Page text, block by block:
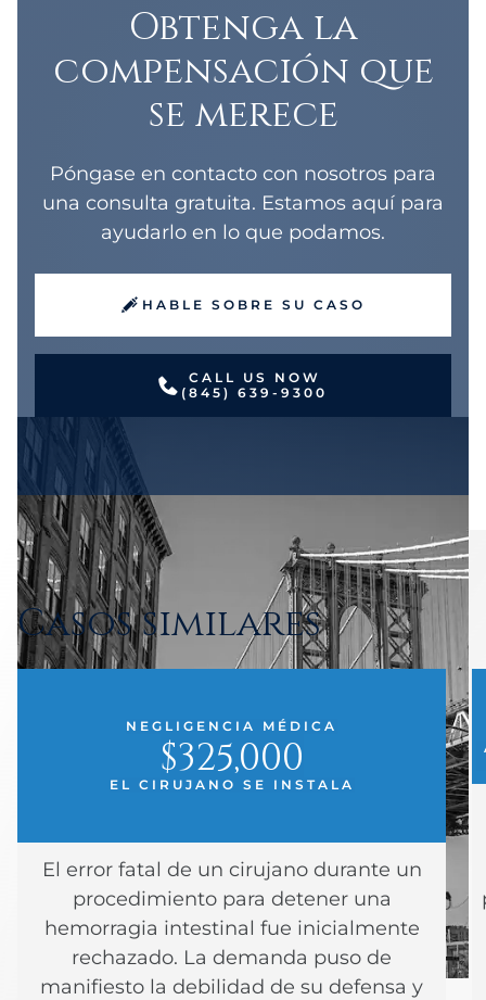
Obtenga la
compensación que
se merece
Póngase en contacto con nosotros para
una consulta gratuita. Estamos aquí para
ayudarlo en lo que podamos.
HABLE SOBRE SU CASO
CALL US NOW
(845) 639-9300
Casos similares
NEGLIGENCIA MÉDICA
$325,000
EL CIRUJANO SE INSTALA
El error fatal de un cirujano durante un
procedimiento para detener una
hemorragia intestinal fue inicialmente
rechazado. La demanda puso de
manifiesto la debilidad de su defensa y